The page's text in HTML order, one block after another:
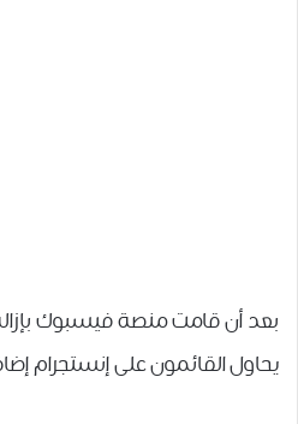
بعد أن قامت منصة فيسبوك
يحاول القائمون على إنستجرام